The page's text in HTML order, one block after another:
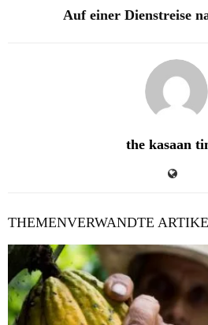
Auf einer Dienstreise
the kasaan
THEMENVERWANDTE